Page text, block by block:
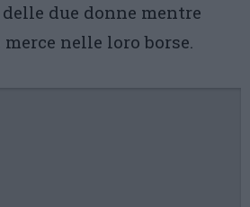
due donne mentre
nelle loro borse.